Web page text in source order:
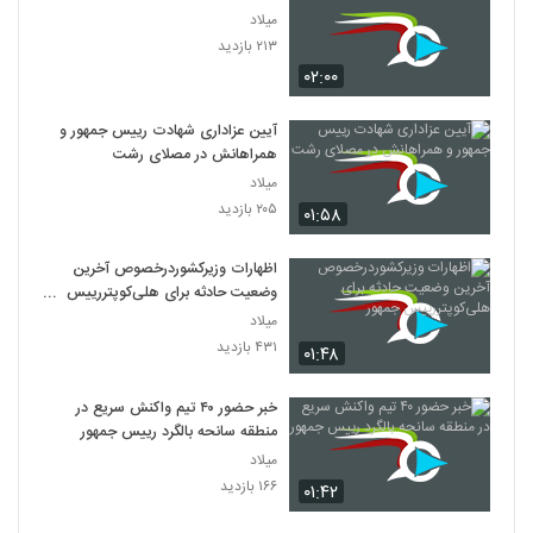
۰۲:۰۰
میلاد
۲۱۳ بازدید
۰۱:۵۸
آیین عزاداری شهادت رییس جمهور و
همراهانش در مصلای رشت
میلاد
۲۰۵ بازدید
۰۱:۴۸
اظهارات وزیرکشوردرخصوص آخرین
وضعیت حادثه برای هلی‌کوپتررییس
جمهور
میلاد
۴۳۱ بازدید
۰۱:۴۲
خبر حضور ۴۰ تیم واکنش سریع در
منطقه سانحه بالگرد رییس جمهور
میلاد
۱۶۶ بازدید